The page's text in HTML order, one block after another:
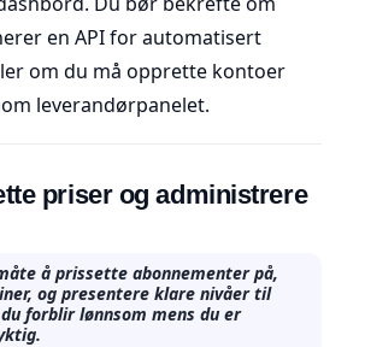
en API for automatisert
om du må opprette kontoer
leverandørpanelet.
priser og administrere
å prissette abonnementer på,
og presentere klare nivåer til
forblir lønnsom mens du er